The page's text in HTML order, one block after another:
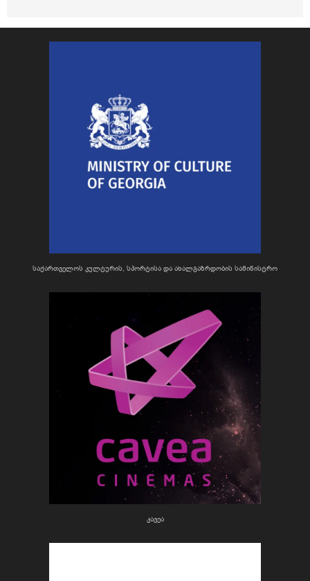
საქართველოს კულტურის, სპორტისა და ახალგაზრდობის სამინისტრო
კავეა